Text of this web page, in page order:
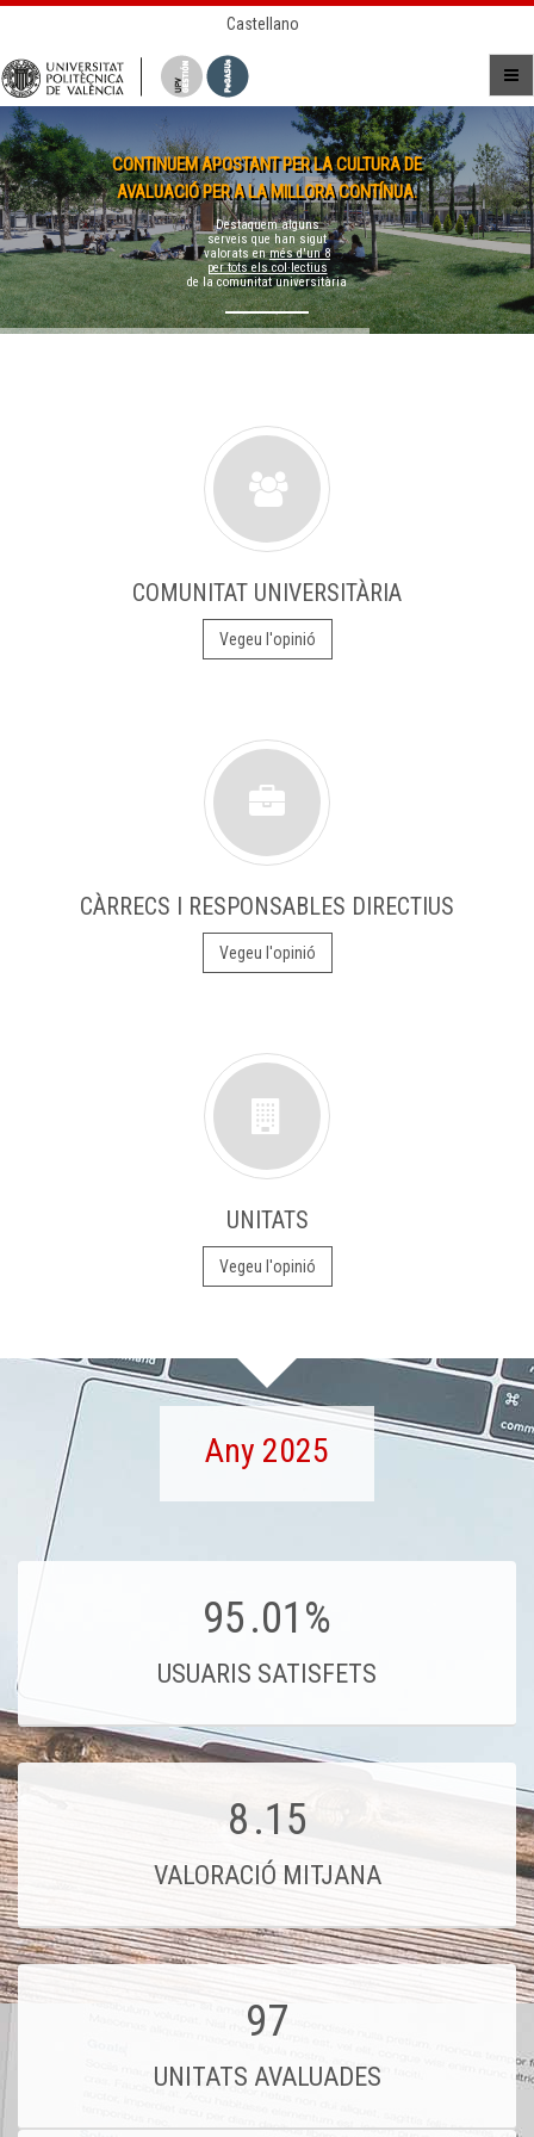
Castellano
CONTINUEM APOSTANT PER LA CULTURA DE
AVALUACIÓ PER A LA MILLORA CONTÍNUA.
Destaquem alguns
serveis que han sigut
valorats enmés d'un 8
per tots els col·lectius
de la comunitat universitària
COMUNITAT UNIVERSITÀRIA
Vegeu l'opinió
CÀRRECS I RESPONSABLES DIRECTIUS
Vegeu l'opinió
UNITATS
Vegeu l'opinió
Any 2025
95.01%
USUARIS SATISFETS
8.15
VALORACIÓ MITJANA
97
UNITATS AVALUADES